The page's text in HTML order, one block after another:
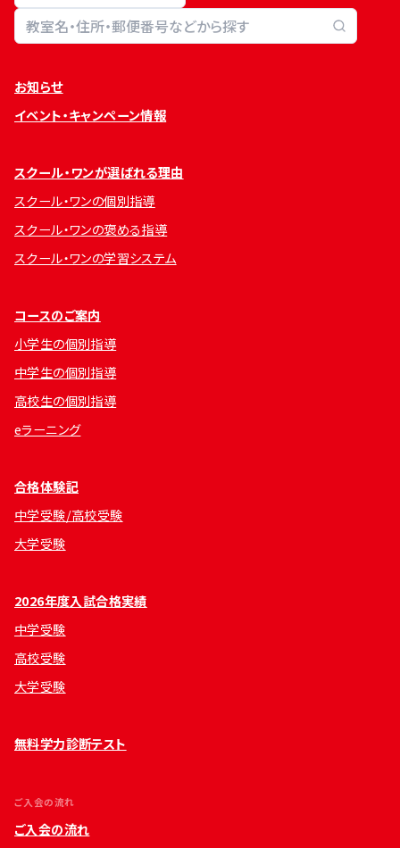
教室検索
お知らせ
イベント・キャンペーン情報
スクール・ワンが選ばれる理由
スクール・ワンの個別指導
スクール・ワンの褒める指導
スクール・ワンの学習システム
コースのご案内
小学生の個別指導
中学生の個別指導
高校生の個別指導
eラーニング
合格体験記
中学受験/高校受験
大学受験
2026年度入試合格実績
中学受験
高校受験
大学受験
無料学力診断テスト
ご入会の流れ
ご入会の流れ